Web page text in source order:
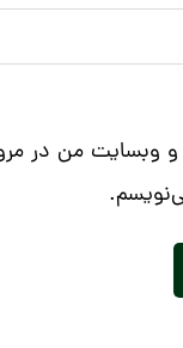
و وبسایت من در